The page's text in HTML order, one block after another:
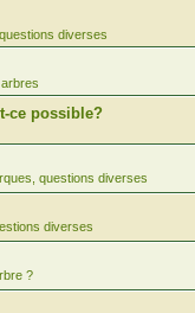
diverses
ce possible?
questions diverses
diverses
?